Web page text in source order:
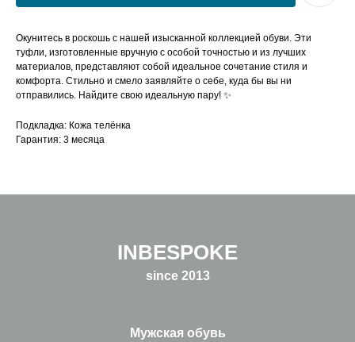
Окунитесь в роскошь с нашей изысканной коллекцией обуви. Эти
туфли, изготовленные вручную с особой точностью и из лучших
материалов, представляют собой идеальное сочетание стиля и
комфорта. Стильно и смело заявляйте о себе, куда бы вы ни
отправились. Найдите свою идеальную пару! ✨
Подкладка: Кожа телёнка
Гарантия: 3 месяца
INBESPOKE
since 2013
Мужская обувь